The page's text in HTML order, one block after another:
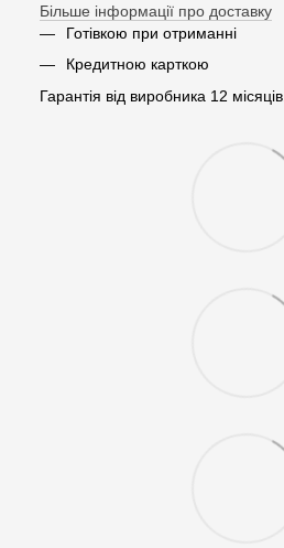
Більше інформації про доставку
Готівкою при отриманні
Кредитною карткою
Гарантія від виробника 12 місяців.